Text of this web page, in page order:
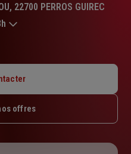
22700 PERROS GUIREC
– 18h
offres